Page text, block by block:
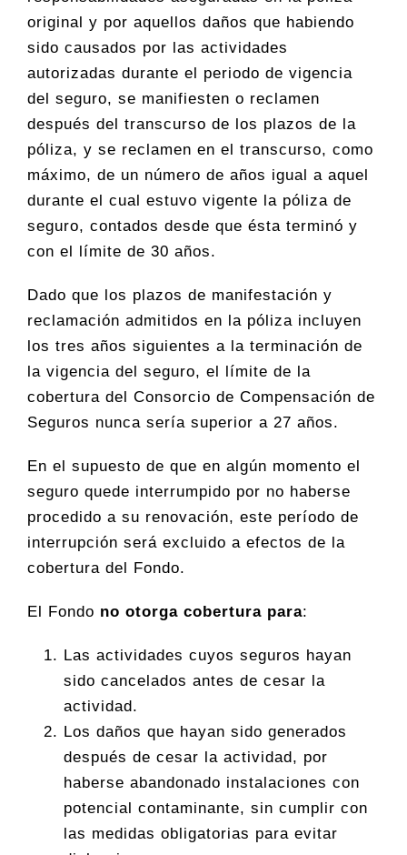
original y por aquellos daños que habiendo
sido causados por las actividades
autorizadas durante el periodo de vigencia
del seguro, se manifiesten o reclamen
después del transcurso de los plazos de la
póliza, y se reclamen en el transcurso, como
máximo, de un número de años igual a aquel
durante el cual estuvo vigente la póliza de
seguro, contados desde que ésta terminó y
con el límite de 30 años.
Dado que los plazos de manifestación y
reclamación admitidos en la póliza incluyen
los tres años siguientes a la terminación de
la vigencia del seguro, el límite de la
cobertura del Consorcio de Compensación de
Seguros nunca sería superior a 27 años.
En el supuesto de que en algún momento el
seguro quede interrumpido por no haberse
procedido a su renovación, este período de
interrupción será excluido a efectos de la
cobertura del Fondo.
El Fondo no otorga cobertura para:
Las actividades cuyos seguros hayan
sido cancelados antes de cesar la
actividad.
Los daños que hayan sido generados
después de cesar la actividad, por
haberse abandonado instalaciones con
potencial contaminante, sin cumplir con
las medidas obligatorias para evitar